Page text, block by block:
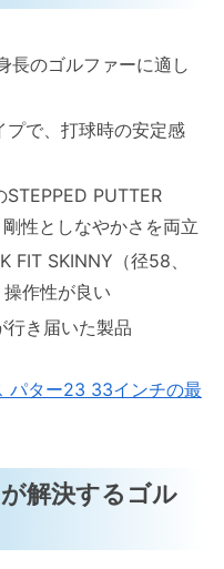
デメリット
声
トラス パター23の
ラス パター23の主
るのか？
バランスを知る
おすすめします
トラスパターに関す
におすすめですか？
リットと注意点
長のゴルファーに適し
プで、打球時の安定感
PUTTER
性としなやかさを両立
FIT SKINNY（径58、
作性が良い
行き届いた製品
パター23 33インチの最
解決するゴル